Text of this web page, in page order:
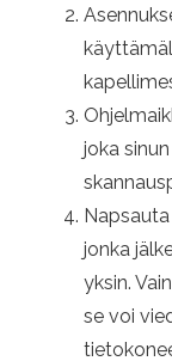
joka
Napsauta
jonka
yksin.
se voi